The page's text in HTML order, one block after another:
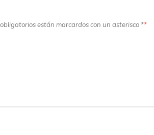
están marcardos con un asterisco **